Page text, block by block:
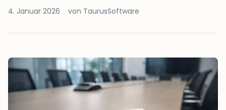
4. Januar 2026 von TaurusSoftware